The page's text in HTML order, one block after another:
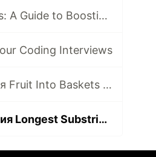
I'm 99.9% above other LeetCoders: A Guide to Boosting Beginner Confidence
Coding Interviews
Решение задачи с собеседования Fruit Into Baskets [+ ВИДЕО]
Решение задачи с собеседования Longest Substring Without Repeating Characters [+ ВИДЕО]